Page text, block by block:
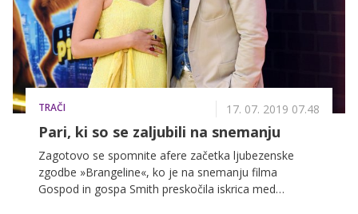
zvezdnice v »princeso«. Kraljevemu nazivu se je po
lastni volji (skupaj s princem Harryjem) odrekla in
kmalu bomo verjetno lahko videli, čemu je botrovala
takšna odločitev. Morda pa se Meghan Markle vrača
na televizijske ekrane in filmska platna.
TRAČI 17. 07. 2019 07.48
Pari, ki so se zaljubili na snemanju
Zagotovo se spomnite afere začetka ljubezenske
zgodbe »Brangeline«, ko je na snemanju filma
Gospod in gospa Smith preskočila iskrica med